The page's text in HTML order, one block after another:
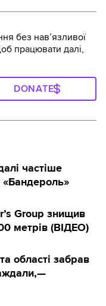
без навʼязливої
працювати далі,
DONATE
частіше
«Бандероль»
Group знищив
метрів (ВІДЕО)
області забрав